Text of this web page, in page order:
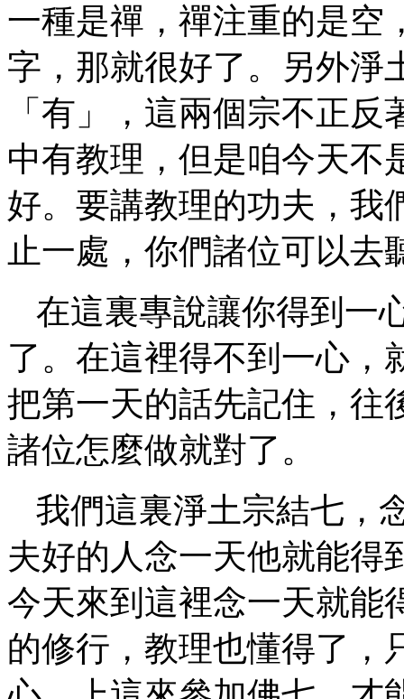
一種是禪，禪注重的是空
字，那就很好了。另外淨
「有」，這兩個宗不正
中有教理，但是咱今天不
好。要講教理的功夫，我
止一處，你們諸位可以去
在這裏專說讓你得到一
了。在這裡得不到一心，
把第一天的話先記住，往
諸位怎麼做就對了。
我們這裏淨土宗結七，
夫好的人念一天他就能得
今天來到這裡念一天就能
的修行，教理也懂得了，